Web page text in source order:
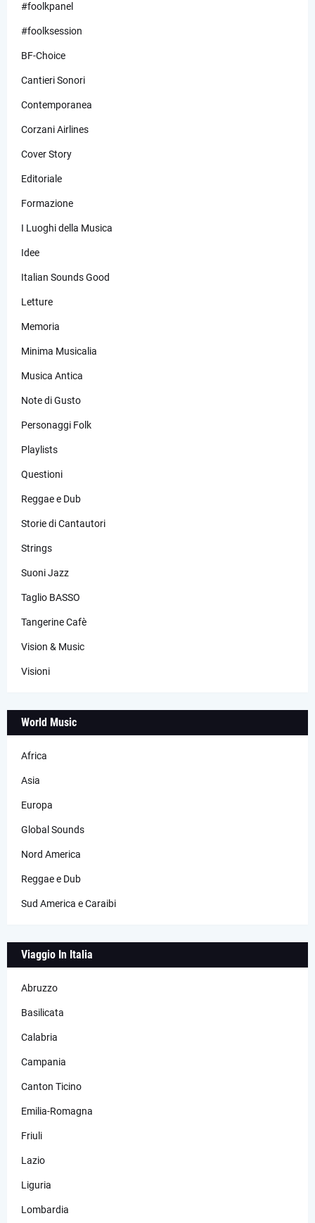
#foolkpanel
#foolksession
BF-Choice
Cantieri Sonori
Contemporanea
Corzani Airlines
Cover Story
Editoriale
Formazione
I Luoghi della Musica
Idee
Italian Sounds Good
Letture
Memoria
Minima Musicalia
Musica Antica
Note di Gusto
Personaggi Folk
Playlists
Questioni
Reggae e Dub
Storie di Cantautori
Strings
Suoni Jazz
Taglio BASSO
Tangerine Cafè
Vision & Music
Visioni
World Music
Africa
Asia
Europa
Global Sounds
Nord America
Reggae e Dub
Sud America e Caraibi
Viaggio In Italia
Abruzzo
Basilicata
Calabria
Campania
Canton Ticino
Emilia-Romagna
Friuli
Lazio
Liguria
Lombardia